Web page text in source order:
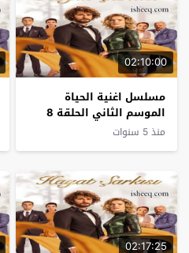
02:10:00
مسلسل اغنية الحياة
الموسم الثاني الحلقة 8
منذ 5 سنوات
02:17:25